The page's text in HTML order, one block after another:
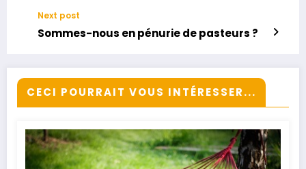
Next post
Sommes-nous en pénurie de pasteurs ?
CECI POURRAIT VOUS INTÉRESSER...